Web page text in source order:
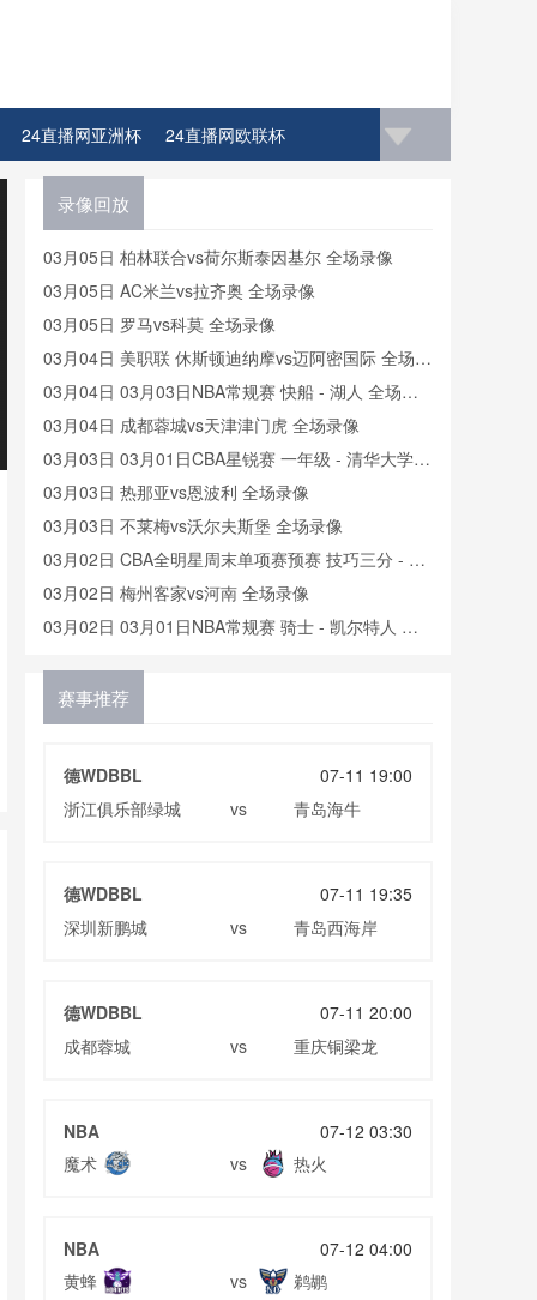
24直播网亚洲杯 24直播网欧联杯
录像回放
03月05日 柏林联合vs荷尔斯泰因基尔 全场录像
03月05日 AC米兰vs拉齐奥 全场录像
03月05日 罗马vs科莫 全场录像
03月04日 美职联 休斯顿迪纳摩vs迈阿密国际 全场录
像
03月04日 03月03日NBA常规赛 快船 - 湖人 全场录
像
03月04日 成都蓉城vs天津津门虎 全场录像
03月03日 03月01日CBA星锐赛 一年级 - 清华大学
全场录像
03月03日 热那亚vs恩波利 全场录像
03月03日 不莱梅vs沃尔夫斯堡 全场录像
03月02日 CBA全明星周末单项赛预赛 技巧三分 - 扣
篮大赛 全场录像
03月02日 梅州客家vs河南 全场录像
03月02日 03月01日NBA常规赛 骑士 - 凯尔特人 全
03月01日 02月28日中超第2轮 上海海港vs长春亚泰
全场录像
03月01日 U20亚洲杯半决赛 澳大利亚U20vs日本
02月27日 02月25日NBA常规赛 篮网 - 奇才 全场录
02月27日 02月26日NBA常规赛 独行侠 - 湖人 全场
国男篮 全场录像
02月26日 斯特拉斯堡vs布雷斯特 全场录像
02月25日 02月24日NBA常规赛 雷霆 - 森林狼 全场
02月25日 维罗纳vs佛罗伦萨 全场录像
02月24日 都灵vsAC米兰 全场录像
赛事推荐
德WDBBL
07-11 19:00
浙江俱乐部绿城
vs 青岛海牛
德WDBBL
07-11 19:35
深圳新鹏城
vs 青岛西海岸
德WDBBL
07-11 20:00
成都蓉城
vs 重庆铜梁龙
NBA
07-12 03:30
魔术
vs 热火
NBA
07-12 04:00
黄蜂
vs 鹈鹕